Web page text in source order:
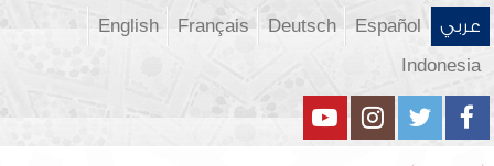
عربي Español
Deutsch
Français
English
Indonesia